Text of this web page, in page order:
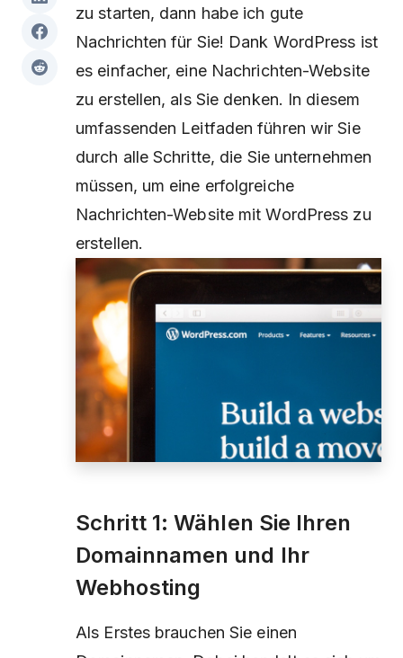
zu starten, dann habe ich gute
Nachrichten für Sie! Dank WordPress ist
es einfacher, eine Nachrichten-Website
zu erstellen, als Sie denken. In diesem
umfassenden Leitfaden führen wir Sie
durch alle Schritte, die Sie unternehmen
müssen, um eine erfolgreiche
Nachrichten-Website mit WordPress zu
erstellen.
Schritt 1: Wählen Sie Ihren
Domainnamen und Ihr
Webhosting
Als Erstes brauchen Sie einen